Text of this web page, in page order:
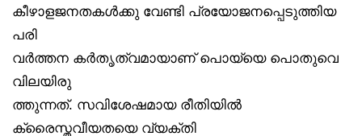
കീഴാളജനതകൾക്കു വേണ്ടി പ്രയോജനപ്പെടുത്തിയ
പരി
വർത്തന കർതൃത്വമായാണ് പൊയ്‌യെ പൊതുവെ
വിലയിരു
ത്തുന്നത്. സവിശേഷമായ രീതിയിൽ
ക്രൈസ്തവീയതയെ വ്യക്തി